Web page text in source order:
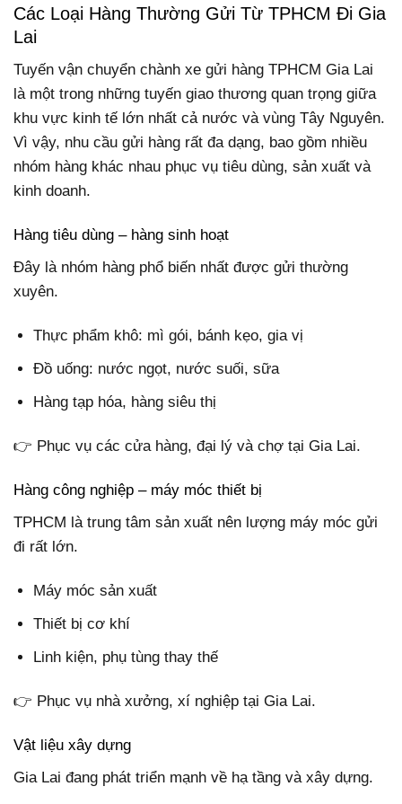
Các Loại Hàng Thường Gửi Từ TPHCM Đi Gia
Lai
Tuyến vận chuyển chành xe gửi hàng TPHCM Gia Lai
là một trong những tuyến giao thương quan trọng giữa
khu vực kinh tế lớn nhất cả nước và vùng Tây Nguyên.
Vì vậy, nhu cầu gửi hàng rất đa dạng, bao gồm nhiều
nhóm hàng khác nhau phục vụ tiêu dùng, sản xuất và
kinh doanh.
Hàng tiêu dùng – hàng sinh hoạt
Đây là nhóm hàng phổ biến nhất được gửi thường
xuyên.
Thực phẩm khô: mì gói, bánh kẹo, gia vị
Đồ uống: nước ngọt, nước suối, sữa
Hàng tạp hóa, hàng siêu thị
👉 Phục vụ các cửa hàng, đại lý và chợ tại Gia Lai.
Hàng công nghiệp – máy móc thiết bị
TPHCM là trung tâm sản xuất nên lượng máy móc gửi
đi rất lớn.
Máy móc sản xuất
Thiết bị cơ khí
Linh kiện, phụ tùng thay thế
👉 Phục vụ nhà xưởng, xí nghiệp tại Gia Lai.
Vật liệu xây dựng
Gia Lai đang phát triển mạnh về hạ tầng và xây dựng.